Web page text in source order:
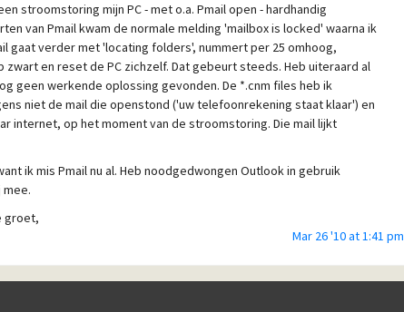
stroomstoring mijn PC - met o.a. Pmail open - hardhandig
van Pmail kwam de normale melding 'mailbox is locked' waarna ik
gaat verder met 'locating folders', nummert per 25 omhoog,
zwart en reset de PC zichzelf. Dat gebeurt steeds. Heb uiteraard al
geen werkende oplossing gevonden. De *.cnm files heb ik
niet de mail die openstond ('uw telefoonrekening staat klaar') en
internet, op het moment van de stroomstoring. Die mail lijkt
ik mis Pmail nu al. Heb noodgedwongen Outlook in gebruik
mee.
groet,
Mar 26 '10 at 1:41 pm